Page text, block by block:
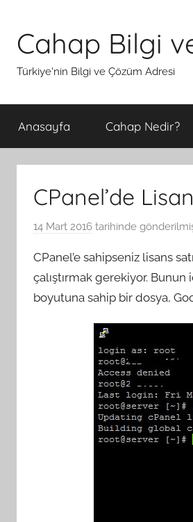
Cahap Bilgi
Türkiye'nin Bilgi ve Çözüm Adresi
Anasayfa Cahap Nedir?
CPanel’de
14 Mart 2016 tarihinde
CPanel’e sahipseniz lisans
çalıştırmak gerekiyor.
boyutuna sahip bir dosya,